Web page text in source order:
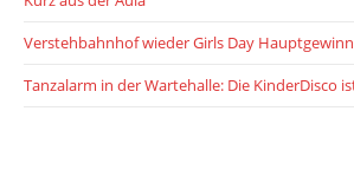
Verstehbahnhof wieder Girls Day
Tanzalarm in der Wartehalle: Die KinderDisco